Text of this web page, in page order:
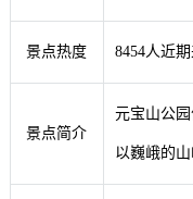
景点热度 8454人近
景点简介
元宝山公
以巍峨的山